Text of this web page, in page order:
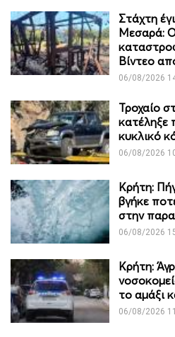
Στάχτη
Μεσαρά:
Βίντεο
06/08/2026
Τροχαίο
κατέληξε
κυκλικό
06/08/2026
Κρήτη:
βγήκε
στην
06/08/2026
Κρήτη:
το αμάξι
06/08/2026